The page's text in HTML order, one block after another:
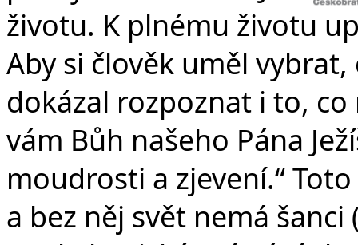
životu. K plnému životu
Aby si člověk uměl
dokázal rozpoznat i to,
vám Bůh našeho Pána
moudrosti a zjevení.“
a bez něj svět nemá